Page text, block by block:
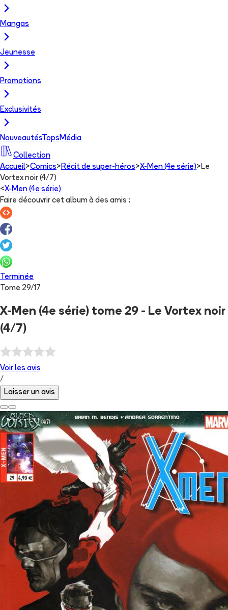
Mangas
Jeunesse
Promotions
Exclusivités
NouveautésTops Média
Collection
Accueil>Comics> Récit de super-héros>X-Men (4e série)> Le
Vortex noir (4/7)
<X-Men (4e série)
Faire découvrir cet album à des amis :
Terminée
Tome 29/17
X-Men (4e série) tome 29 - Le Vortex noir
(4/7)
Voir les avis
/
Laisser un avis